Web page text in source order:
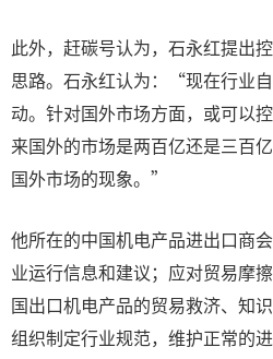
此外，赶碳号认为，石永红提出
思路。石永红认为：“现在行业
动。针对国外市场方面，或可以
来国外的市场是两百亿还是三百
国外市场的现象。”
他所在的中国机电产品进出口商
业运行信息和建议；应对贸易摩
国出口机电产品的贸易救济、知
组织制定行业规范，维护正常的